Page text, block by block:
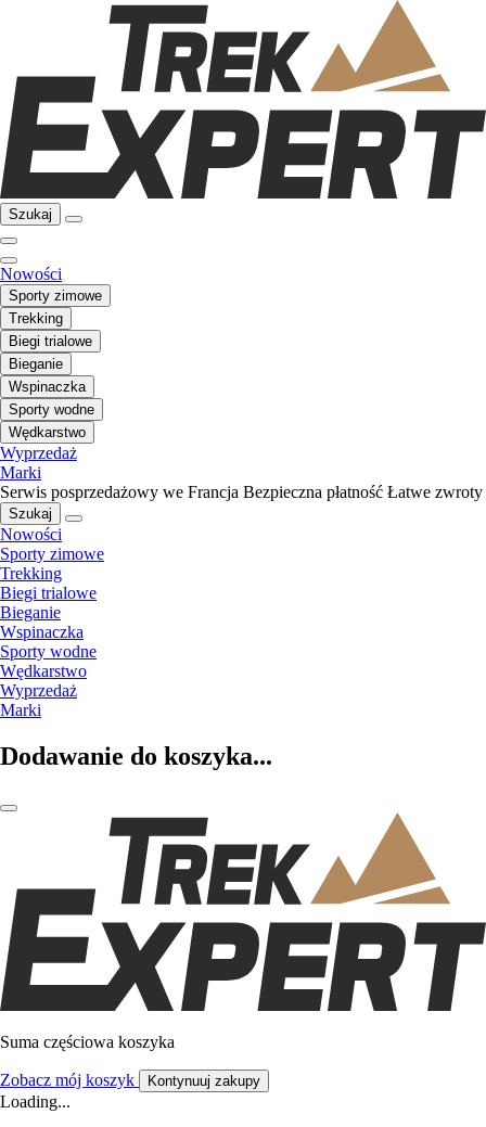
Szukaj
Nowości
Sporty zimowe
Trekking
Biegi trialowe
Bieganie
Wspinaczka
Sporty wodne
Wędkarstwo
Wyprzedaż
Marki
Serwis posprzedażowy we Francja Bezpieczna płatność Łatwe zwroty
Szukaj
Nowości
Sporty zimowe
Trekking
Biegi trialowe
Bieganie
Wspinaczka
Sporty wodne
Wędkarstwo
Wyprzedaż
Marki
Dodawanie do koszyka...
Suma częściowa koszyka
Zobacz mój koszyk Kontynuuj zakupy
Loading...